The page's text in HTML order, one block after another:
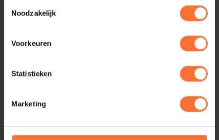
Noodzakelijk
Voorkeuren
Statistieken
Marketing